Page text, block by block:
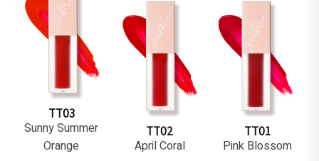
TT01
Pink Blossom
TT02
April Coral
TT03
Sunny Summer
Orange